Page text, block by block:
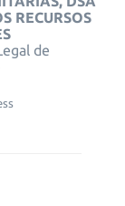
RECURSOS
de